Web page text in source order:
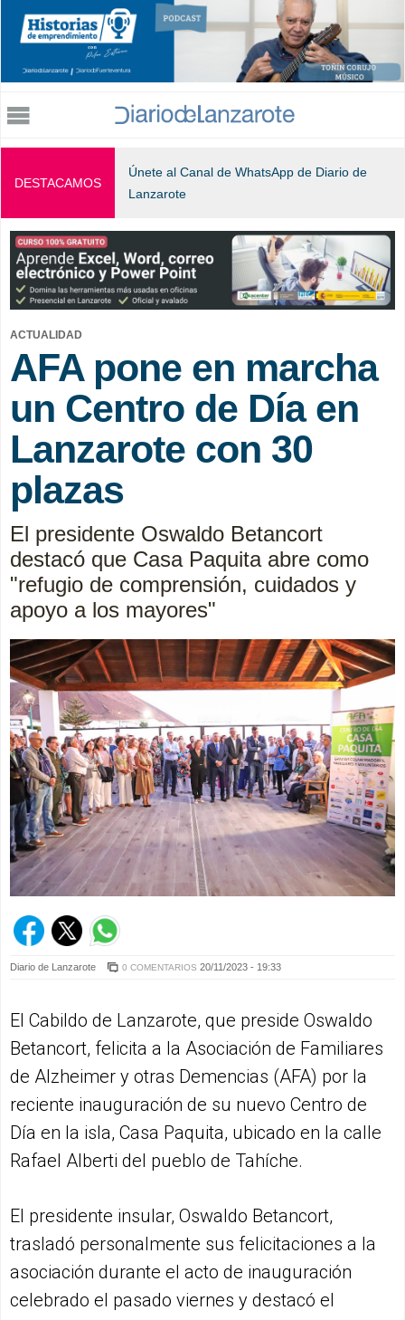
Jump to navigation
DESTACAMOS
Únete al Canal de WhatsApp de Diario de
Lanzarote
ACTUALIDAD
AFA pone en marcha
un Centro de Día en
Lanzarote con 30
plazas
El presidente Oswaldo Betancort
destacó que Casa Paquita abre como
"refugio de comprensión, cuidados y
apoyo a los mayores"
Diario de Lanzarote 0 COMENTARIOS 20/11/2023 - 19:33
El Cabildo de Lanzarote, que preside Oswaldo
Betancort, felicita a la Asociación de Familiares
de Alzheimer y otras Demencias (AFA) por la
reciente inauguración de su nuevo Centro de
Día en la isla, Casa Paquita, ubicado en la calle
Rafael Alberti del pueblo de Tahíche.
El presidente insular, Oswaldo Betancort,
trasladó personalmente sus felicitaciones a la
asociación durante el acto de inauguración
celebrado el pasado viernes y destacó el